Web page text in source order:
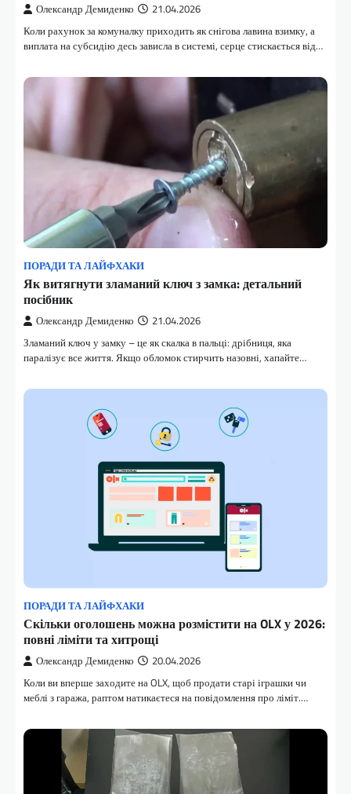
Олександр Демиденко 21.04.2026
Коли рахунок за комуналку приходить як снігова лавина взимку, а
виплата на субсидію десь зависла в системі, серце стискається від…
ПОРАДИ ТА ЛАЙФХАКИ
Як витягнути зламаний ключ з замка: детальний
посібник
Олександр Демиденко 21.04.2026
Зламаний ключ у замку – це як скалка в пальці: дрібниця, яка
паралізує все життя. Якщо обломок стирчить назовні, хапайте…
ПОРАДИ ТА ЛАЙФХАКИ
Скільки оголошень можна розмістити на OLX у 2026:
повні ліміти та хитрощі
Олександр Демиденко 20.04.2026
Коли ви вперше заходите на OLX, щоб продати старі іграшки чи
меблі з гаража, раптом натикаєтеся на повідомлення про ліміт.…